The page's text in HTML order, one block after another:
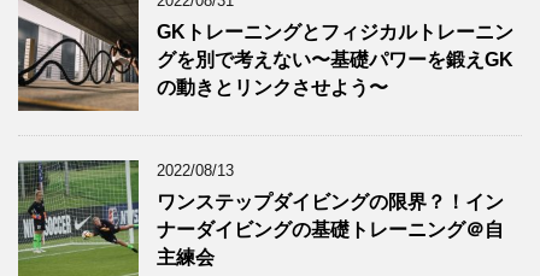
GKトレーニングとフィジカルトレーニン
グを別で考えない〜基礎パワーを鍛えGK
の動きとリンクさせよう〜
2022/08/13
ワンステップダイビングの限界？！イン
ナーダイビングの基礎トレーニング＠自
主練会